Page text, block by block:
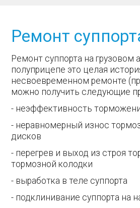
Ремонт
Ремонт суппорта на грузовом
полуприцепе это целая
несвоевременном ремонте
можно получить следующие
- неэффективность
- неравномерный износ
дисков
- перегрев и выход из строя
тормозной колодки
- выработка в теле суппорта
- подклинивание суппорта на